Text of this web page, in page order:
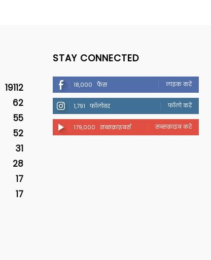
19112
62
55
52
31
28
17
17
STAY CONNECTED
18,000 फैंस लाइक करें
1,791 फॉलोवर फॉलो करें
179,000 सब्सक्राइबर्स सब्सक्राइब करें